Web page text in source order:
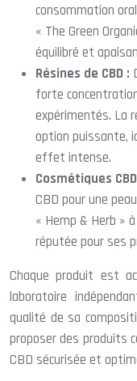
consommation
« The Green
équilibré et
Résines de CBD :
forte
expérimentés. La
option puissante,
effet intense.
Cosmétiques
CBD pour une
« Hemp & Herb »
réputée pour ses
Chaque produit est
laboratoire
qualité de sa
proposer des produits
CBD sécurisée et